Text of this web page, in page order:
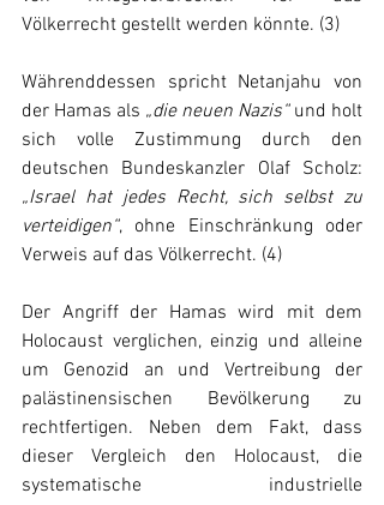
Völkerrecht gestellt werden könnte. (3)
Währenddessen spricht Netanjahu von
der Hamas als „die neuen Nazis“ und holt
sich volle Zustimmung durch den
„Israel hat jedes Recht, sich selbst zu
verteidigen“, ohne Einschränkung oder
Verweis auf das Völkerrecht. (4)
Der Angriff der Hamas wird mit dem
Holocaust verglichen, einzig und alleine
um Genozid an und Vertreibung der
palästinensischen Bevölkerung zu
rechtfertigen. Neben dem Fakt, dass
dieser Vergleich den Holocaust, die
systematische industrielle